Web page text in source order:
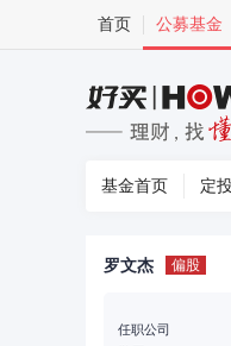
首页 公募基金
基金首页 定
罗文杰 偏股
任职公司